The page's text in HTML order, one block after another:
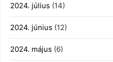
2024. július (14)
2024. június (12)
2024. május (6)